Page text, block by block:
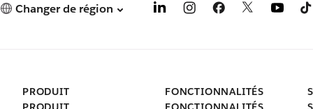
Changer de région
PRODUIT
FONCTIONNALITÉS